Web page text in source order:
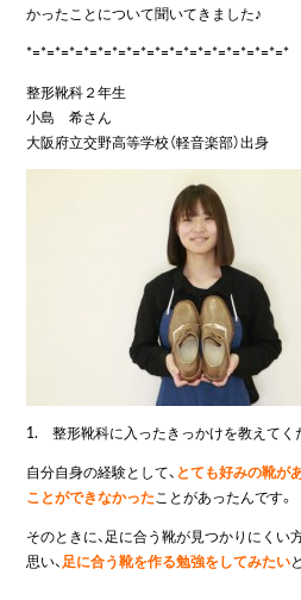
かったことについて聞いてきました♪
*=*=*=*=*=*=*=*=*=*=*=*=*=*=*=*=*=*=*
整形靴科２年生
小島 希さん
大阪府立交野高等学校（軽音楽部）出身
1. 整形靴科に入ったきっかけを教えてく
自分自身の経験として、 とても好みの靴が
ことができなかったことがあったんです。
そのときに、足に合う靴が見つかりにくい
思い、足に合う靴を作る勉強をしてみたい